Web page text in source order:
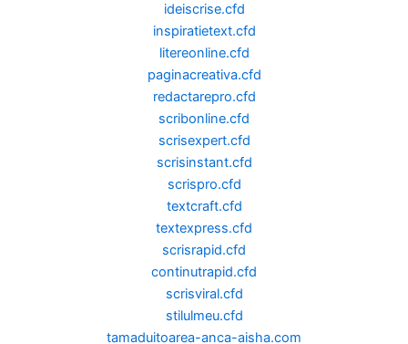
ideiscrise.cfd
inspiratietext.cfd
litereonline.cfd
paginacreativa.cfd
redactarepro.cfd
scribonline.cfd
scrisexpert.cfd
scrisinstant.cfd
scrispro.cfd
textcraft.cfd
textexpress.cfd
scrisrapid.cfd
continutrapid.cfd
scrisviral.cfd
stilulmeu.cfd
tamaduitoarea-anca-aisha.com